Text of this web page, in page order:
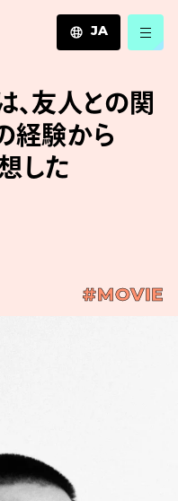
JA
EN
ZH
友人との関
経験から
した
#MOVIE